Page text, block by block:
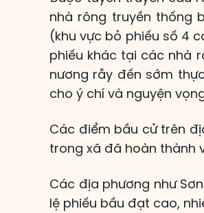
nhà rông truyền thống
(khu vực bỏ phiếu số 4
phiếu khác tại các nhà
nương rẫy đến sớm
cho ý chí và nguyện
Các điểm bầu cử trên
trong xã đã hoàn thành
Các địa phương như
lệ phiếu bầu đạt cao,